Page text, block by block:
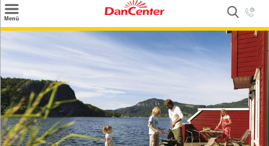
Menü
Weitere Urlaubsziele
Angebote
Inspiration